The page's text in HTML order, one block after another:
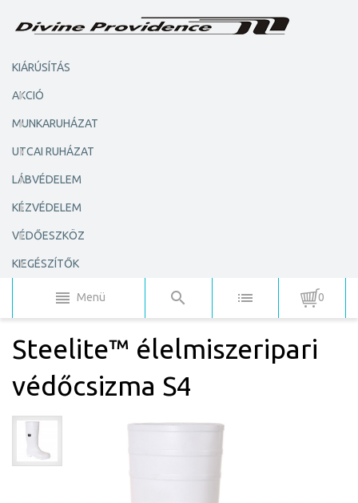
KIÁRÚSÍTÁS
AKCIÓ
MUNKARUHÁZAT
UTCAI RUHÁZAT
LÁBVÉDELEM
KÉZVÉDELEM
VÉDŐESZKÖZ
KIEGÉSZÍTŐK
Menü 0
Steelite™ élelmiszeripari
védőcsizma S4